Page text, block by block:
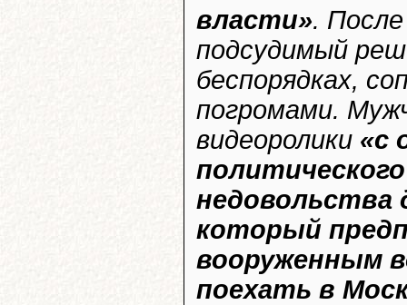
власти».
подсудимый
беспорядках,
погромами.
видеоролики «с
который
вооруженным
поехать в